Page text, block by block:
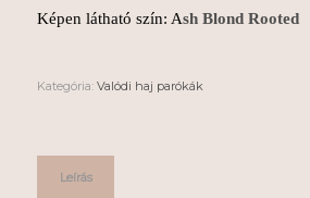
Képen látható szín: Ash Blond Rooted
Kategória: Valódi haj parókák
Leírás